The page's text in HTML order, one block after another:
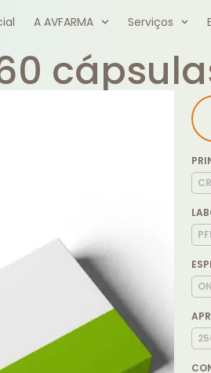
A AVFARMA Serviços